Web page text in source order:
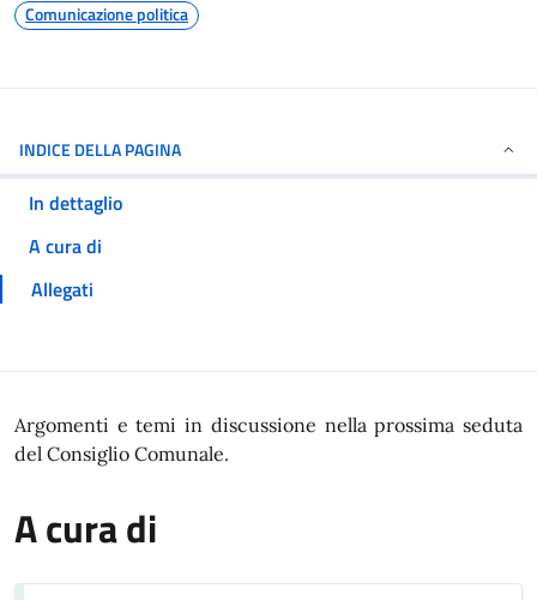
Comunicazione politica
INDICE DELLA PAGINA
In dettaglio
A cura di
Allegati
In dettaglio
Argomenti e temi in discussione nella prossima seduta
del Consiglio Comunale.
A cura di